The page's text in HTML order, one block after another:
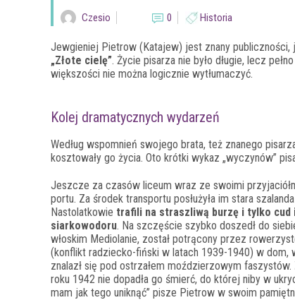
Czesio 0 Historia
Jewgieniej Pietrow (Katajew) jest znany publiczności,
„Złote cielę”. Życie pisarza nie było długie, lecz
większości nie można logicznie wytłumaczyć.
Kolej dramatycznych wydarzeń
Według wspomnień swojego brata, też znanego
kosztowały go życia. Oto krótki wykaz „wyczynów”
Jeszcze za czasów liceum wraz ze swoimi
portu. Za środek transportu posłużyła im stara
Nastolatkowie trafili na straszliwą burzę i tylko cud
siarkowodoru. Na szczęście szybko doszedł do
włoskim Mediolanie, został potrącony przez
(konflikt radziecko-fiński w latach 1939-1940) w dom,
znalazł się pod ostrzałem moździerzowym
roku 1942 nie dopadła go śmierć, do której niby w
mam jak tego uniknąć” pisze Pietrow w swoim